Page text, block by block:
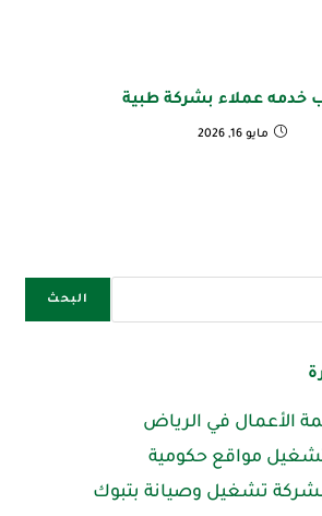
خدمه عملاء بشركة طبية
مايو 16, 2026
البحث
الأعمال في الرياض
مواقع حكومية
تشغيل وصيانة بتبوك